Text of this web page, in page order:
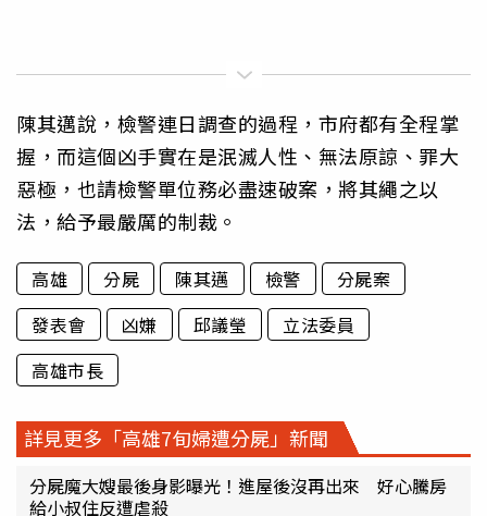
陳其邁說，檢警連日調查的過程，市府都有全程掌
握，而這個凶手實在是泯滅人性、無法原諒、罪大
惡極，也請檢警單位務必盡速破案，將其繩之以
法，給予最嚴厲的制裁。
高雄 分屍 陳其邁 檢警
分屍案
發表會
凶嫌 邱議瑩
立法委員
高雄市長
詳見更多「高雄7旬婦遭分屍」新聞
分屍魔大嫂最後身影曝光！進屋後沒再出來 好心騰房
給小叔住反遭虐殺